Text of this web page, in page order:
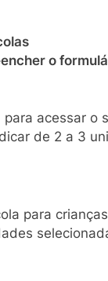
o
acessar o
de 2 a 3
para